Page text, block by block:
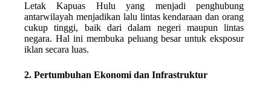
Letak Kapuas Hulu yang menjadi penghubung
antarwilayah menjadikan lalu lintas kendaraan dan orang
cukup tinggi, baik dari dalam negeri maupun lintas
negara. Hal ini membuka peluang besar untuk eksposur
iklan secara luas.
2. Pertumbuhan Ekonomi dan Infrastruktur